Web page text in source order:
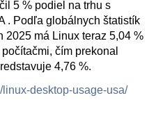
5 % podiel na trhu s
. Podľa globálnych štatistík
2025 má Linux teraz 5,04 %
čím prekonal
4,76 %.
linux-desktop-usage-usa/